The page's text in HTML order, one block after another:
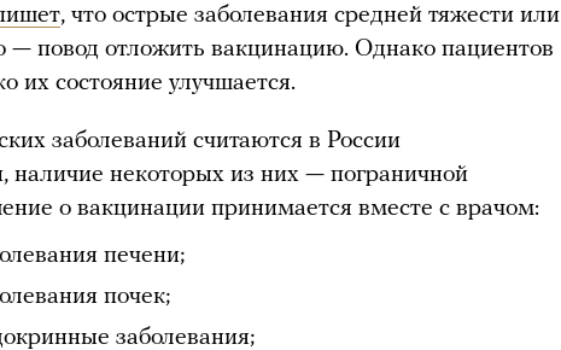
, что острые заболевания средней тяжести или
повод отложить вакцинацию. Однако пациентов
их состояние улучшается.
заболеваний считаются в России
наличие некоторых из них — пограничной
о вакцинации принимается вместе с врачом:
печени;
почек;
заболевания;